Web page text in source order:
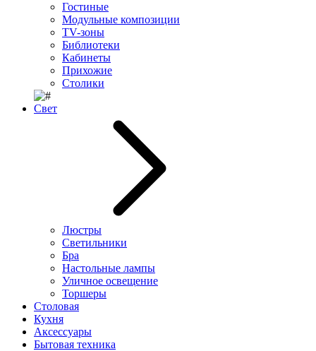
Гостиные
Модульные композиции
TV-зоны
Библиотеки
Кабинеты
Прихожие
Столики
Свет
Люстры
Светильники
Бра
Настольные лампы
Уличное освещение
Торшеры
Столовая
Кухня
Аксессуары
Бытовая техника